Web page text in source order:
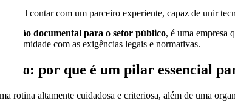
contar com um parceiro experiente, capaz de unir
gestão documental para o setor público, é uma empresa
com as exigências legais e normativas.
por que é um pilar essencial
rotina altamente cuidadosa e criteriosa, além de uma